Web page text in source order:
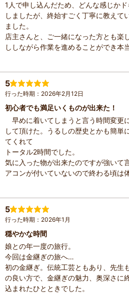
体験した高評価プラン
ひとつのカケラから作る金継
の町家で陶器のカケラの金継
達と、親子で、カップルで、
もアクセス◎
※最新のプラン内容はクチコミ投稿時と異なる場合が
1人で申し込んだため、どんな感じかド
しましたが、終始すごく丁寧に教えて
ました。
店主さんと、ご一緒になった方とも楽
ししながら作業を進めることができ本
のワガママも聞いて頂き(^_^;)、
大満足の作品に仕上がりました！
長く大切にさせていただきます。
思い出に残る、冬の楽しい1日となりま
友人にも自信を持っておすすめしたい
是非また、違う作品を作りに伺いたい
本当にありがとうございました。
滞在時間：1～2時間
投稿日：2026年2月16日
5
行った時期：2026年2月12日
初心者でも満足いくものが出来た！
早めに着いてしまうと言う時間変更
して頂けた。うるしの歴史とかも簡単
てくれて
トータル2時間でした。
気に入った物が出来たのですが強いて
アコンが付いていないので終わる頃は
滞在時間：1～2時間
設備の有無：トイレ
投稿日：2026年2月13日
5
行った時期：2026年1月
穏やかな時間
娘との年一度の旅行。
今回は金継ぎの旅へ…
初の金継ぎ。伝統工芸ともあり、先生
の良い方で、金継ぎの魅力、奥深さに
込まれたひとときでした。